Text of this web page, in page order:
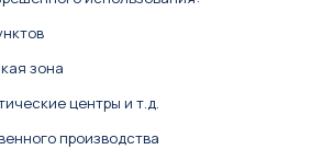
зона
центры и т.д.
производства